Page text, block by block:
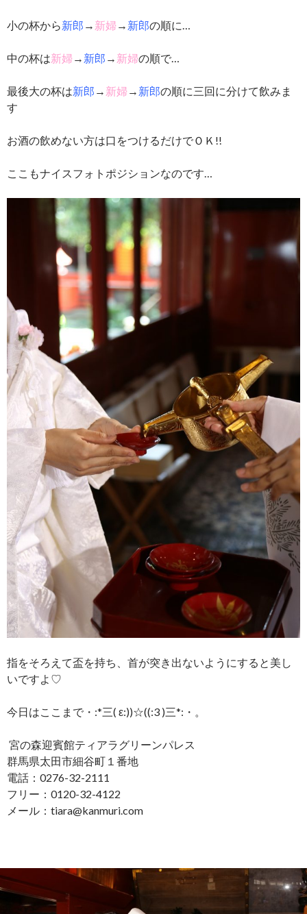
小の杯から新郎 → 新婦 → 新郎の順に…
中の杯は新婦 → 新郎 → 新婦の順で…
最後大の杯は新郎 → 新婦 → 新郎の順に三回に分けて飲みま
す
お酒の飲めない方は口をつけるだけでＯＫ!!
ここもナイスフォトポジションなのです…
指をそろえて盃を持ち、首が突き出ないようにすると美し
いですよ♡
今日はここまで・:*三( ε:))☆((:3 )三*:・。
宮の森迎賓館ティアラグリーンパレス
群馬県太田市細谷町１番地
電話：0276-32-2111
フリー：0120-32-4122
メール：tiara@kanmuri.com